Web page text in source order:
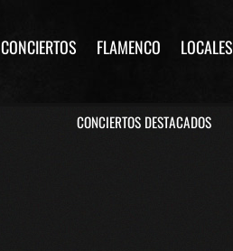
CONCIERTOS FLAMENCO LOCALES
CONCIERTOS DESTACADOS